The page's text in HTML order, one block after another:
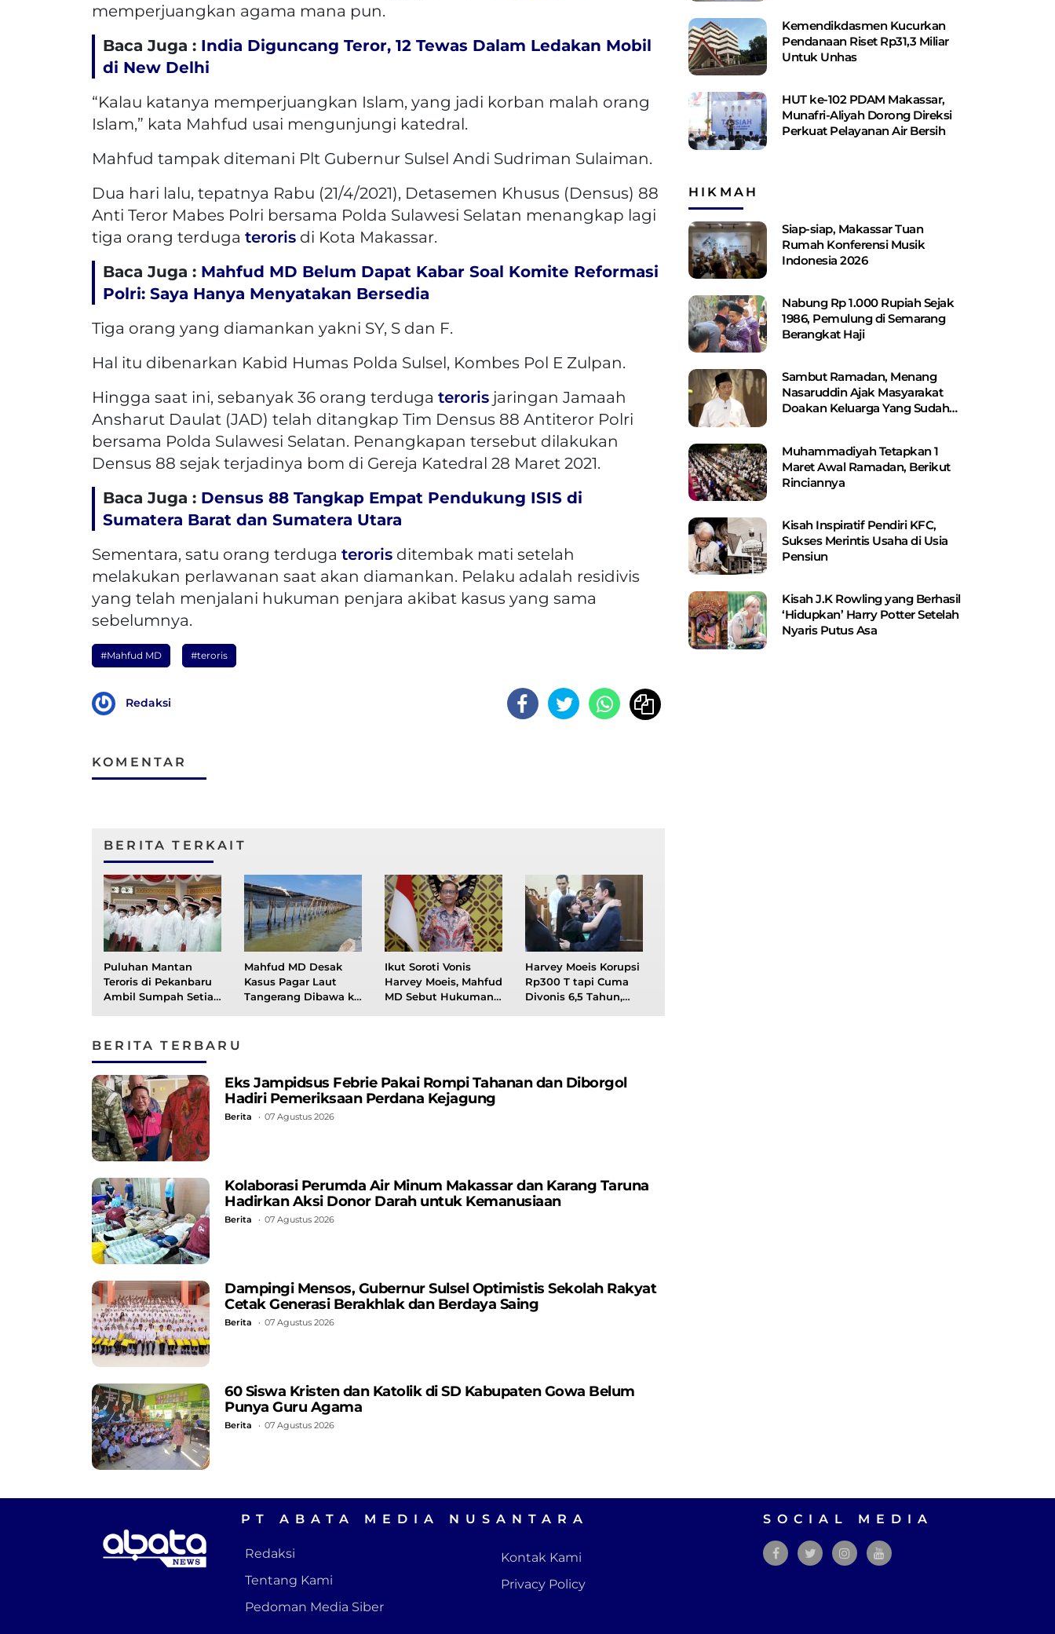
memperjuangkan agama mana pun.
Baca Juga : India Diguncang Teror, 12 Tewas Dalam Ledakan Mobil
di New Delhi
“Kalau katanya memperjuangkan Islam, yang jadi korban malah orang
Islam,” kata Mahfud usai mengunjungi katedral.
Mahfud tampak ditemani Plt Gubernur Sulsel Andi Sudriman Sulaiman.
Dua hari lalu, tepatnya Rabu (21/4/2021), Detasemen Khusus (Densus) 88
Anti Teror Mabes Polri bersama Polda Sulawesi Selatan menangkap lagi
tiga orang terduga teroris di Kota Makassar.
Baca Juga : Mahfud MD Belum Dapat Kabar Soal Komite Reformasi
Polri: Saya Hanya Menyatakan Bersedia
Tiga orang yang diamankan yakni SY, S dan F.
Hal itu dibenarkan Kabid Humas Polda Sulsel, Kombes Pol E Zulpan.
Hingga saat ini, sebanyak 36 orang terduga teroris jaringan Jamaah
Ansharut Daulat (JAD) telah ditangkap Tim Densus 88 Antiteror Polri
bersama Polda Sulawesi Selatan. Penangkapan tersebut dilakukan
Densus 88 sejak terjadinya bom di Gereja Katedral 28 Maret 2021.
Baca Juga : Densus 88 Tangkap Empat Pendukung ISIS di
Sumatera Barat dan Sumatera Utara
Sementara, satu orang terduga teroris ditembak mati setelah
melakukan perlawanan saat akan diamankan. Pelaku adalah residivis
yang telah menjalani hukuman penjara akibat kasus yang sama
sebelumnya.
#Mahfud MD #teroris
Redaksi
KOMENTAR
BERITA TERKAIT
Puluhan Mantan
Teroris di Pekanbaru
Ambil Sumpah Setia
Mahfud MD Desak
Kasus Pagar Laut
Tangerang Dibawa ke
Ikut Soroti Vonis
Harvey Moeis, Mahfud
MD Sebut Hukuman
Harvey Moeis Korupsi
Rp300 T tapi Cuma
Divonis 6,5 Tahun,
BERITA TERBARU
Eks Jampidsus Febrie Pakai Rompi Tahanan dan Diborgol
Hadiri Pemeriksaan Perdana Kejagung
Berita 07 Agustus 2026
Kolaborasi Perumda Air Minum Makassar dan Karang Taruna
Hadirkan Aksi Donor Darah untuk Kemanusiaan
Berita 07 Agustus 2026
Dampingi Mensos, Gubernur Sulsel Optimistis Sekolah Rakyat
Cetak Generasi Berakhlak dan Berdaya Saing
Berita 07 Agustus 2026
60 Siswa Kristen dan Katolik di SD Kabupaten Gowa Belum
Punya Guru Agama
Berita 07 Agustus 2026
Kemendikdasmen Kucurkan
Pendanaan Riset Rp31,3 Miliar
Untuk Unhas
HUT ke-102 PDAM Makassar,
Munafri-Aliyah Dorong Direksi
Perkuat Pelayanan Air Bersih
HIKMAH
Siap-siap, Makassar Tuan
Rumah Konferensi Musik
Indonesia 2026
Nabung Rp 1.000 Rupiah Sejak
1986, Pemulung di Semarang
Berangkat Haji
Sambut Ramadan, Menang
Nasaruddin Ajak Masyarakat
Doakan Keluarga Yang Sudah
Muhammadiyah Tetapkan 1
Maret Awal Ramadan, Berikut
Rinciannya
Kisah Inspiratif Pendiri KFC,
Sukses Merintis Usaha di Usia
Pensiun
Kisah J.K Rowling yang Berhasil
‘Hidupkan’ Harry Potter Setelah
Nyaris Putus Asa
PT ABATA MEDIA NUSANTARA
Redaksi
Tentang Kami
Pedoman Media Siber
Kontak Kami
Privacy Policy
SOCIAL MEDIA